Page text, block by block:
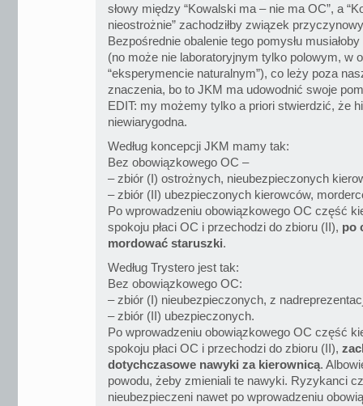
słowy między “Kowalski ma – nie ma OC”, a
nieostrożnie” zachodziłby związek
Bezpośrednie obalenie tego pomysłu
(no może nie laboratoryjnym tylko polowym, w
“eksperymencie naturalnym”), co leży poza
znaczenia, bo to JKM ma udowodnić swoje
EDIT: my możemy tylko a priori stwierdzić, że
niewiarygodna.
Według koncepcji JKM mamy tak:
Bez obowiązkowego OC –
– zbiór (I) ostrożnych, nieubezpieczonych
– zbiór (II) ubezpieczonych kierowców,
Po wprowadzeniu obowiązkowego OC część
spokoju płaci OC i przechodzi do zbioru (II), po
mordować staruszki.
Według Trystero jest tak:
Bez obowiązkowego OC:
– zbiór (I) nieubezpieczonych, z
– zbiór (II) ubezpieczonych.
Po wprowadzeniu obowiązkowego OC część
spokoju płaci OC i przechodzi do zbioru (II),
dotychczasowe nawyki za kierownicą.
powodu, żeby zmieniali te nawyki. Ryzykanci
nieubezpieczeni nawet po wprowadzeniu